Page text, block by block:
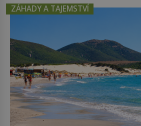
ZÁHADY A TAJEMSTVÍ